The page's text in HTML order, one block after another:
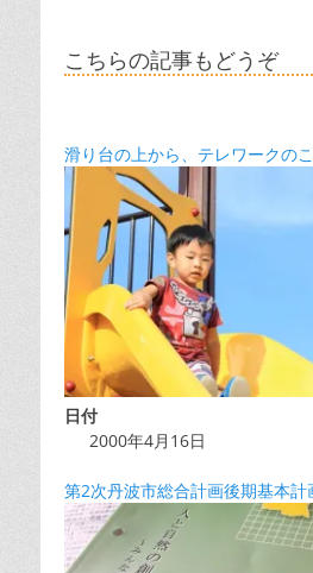
こちらの記事もどうぞ
滑り台の上から、テレワークの
日付
2000年4月16日
第2次丹波市総合計画後期基本